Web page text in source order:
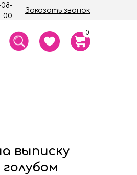
Заказать звонок
08-
00
0
выписку